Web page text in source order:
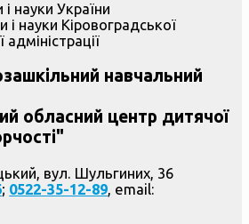
і науки України
науки Кіровоградської
навчальний
обласний центр дитячої
вул. Шульгиних, 36
; 0522-35-12-89, email: